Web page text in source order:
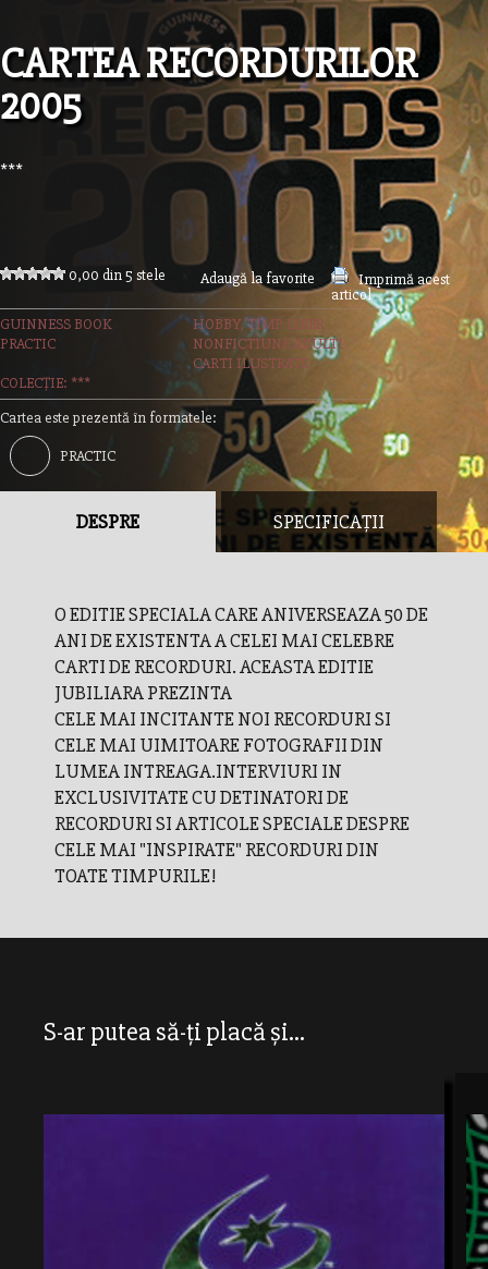
CARTEA RECORDURILOR
2005
***
0,00 din 5 stele Adaugă la favorite
Imprimă acest
articol
GUINNESS BOOK
HOBBY, TIMP LIBER
PRACTIC
NONFICTIUNE ADULTI
CARTI ILUSTRATE
COLECȚIE: ***
Cartea este prezentă în formatele:
PRACTIC
DESPRE SPECIFICAȚII
O EDITIE SPECIALA CARE ANIVERSEAZA 50 DE
ANI DE EXISTENTA A CELEI MAI CELEBRE
CARTI DE RECORDURI. ACEASTA EDITIE
JUBILIARA PREZINTA
CELE MAI INCITANTE NOI RECORDURI SI
CELE MAI UIMITOARE FOTOGRAFII DIN
LUMEA INTREAGA.INTERVIURI IN
EXCLUSIVITATE CU DETINATORI DE
RECORDURI SI ARTICOLE SPECIALE DESPRE
CELE MAI "INSPIRATE" RECORDURI DIN
TOATE TIMPURILE!
S-ar putea să-ți placă și...